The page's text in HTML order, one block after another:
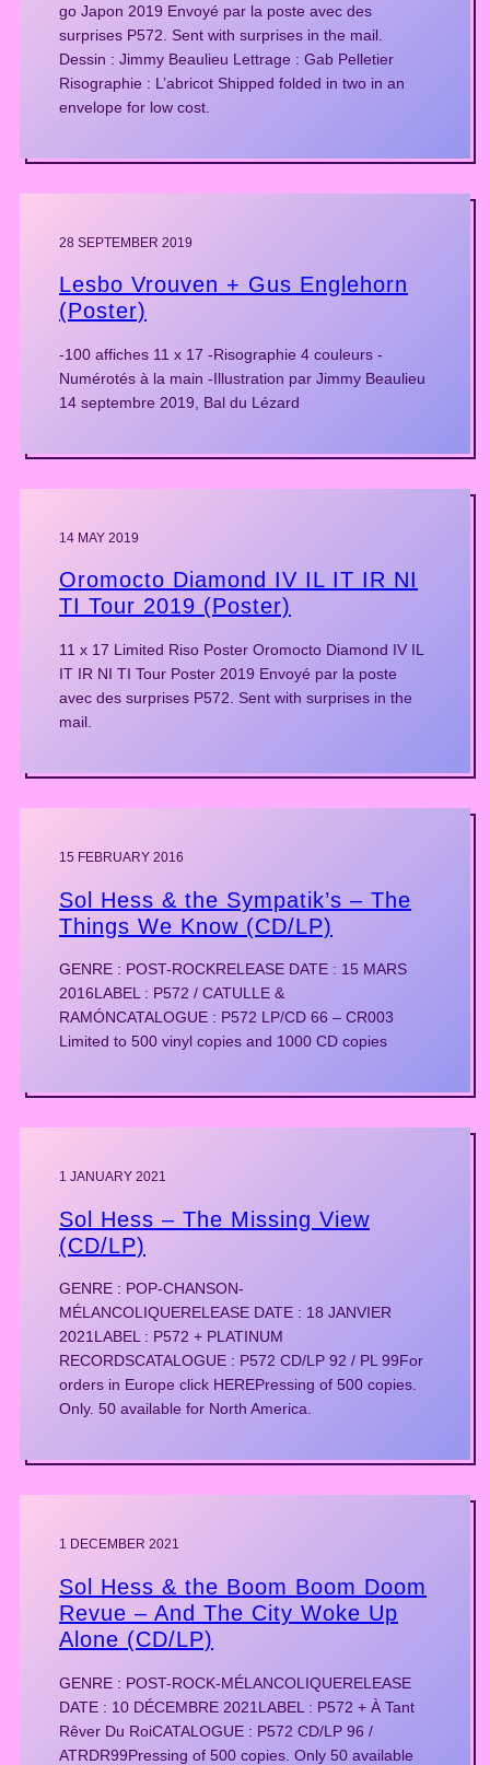
go Japon 2019 Envoyé par la poste avec des
surprises P572. Sent with surprises in the mail.
Dessin : Jimmy Beaulieu Lettrage : Gab Pelletier
Risographie : L’abricot Shipped folded in two in an
envelope for low cost.
28 SEPTEMBER 2019
Lesbo Vrouven + Gus Englehorn
(Poster)
-100 affiches 11 x 17 -Risographie 4 couleurs -
Numérotés à la main -Illustration par Jimmy Beaulieu
14 septembre 2019, Bal du Lézard
14 MAY 2019
Oromocto Diamond IV IL IT IR NI
TI Tour 2019 (Poster)
11 x 17 Limited Riso Poster Oromocto Diamond IV IL
IT IR NI TI Tour Poster 2019 Envoyé par la poste
avec des surprises P572. Sent with surprises in the
mail.
15 FEBRUARY 2016
Sol Hess & the Sympatik’s – The
Things We Know (CD/LP)
GENRE : POST-ROCKRELEASE DATE : 15 MARS
2016LABEL : P572 / CATULLE &
RAMÓNCATALOGUE : P572 LP/CD 66 – CR003
Limited to 500 vinyl copies and 1000 CD copies
1 JANUARY 2021
Sol Hess – The Missing View
(CD/LP)
GENRE : POP-CHANSON-
MÉLANCOLIQUERELEASE DATE : 18 JANVIER
2021LABEL : P572 + PLATINUM
RECORDSCATALOGUE : P572 CD/LP 92 / PL 99For
orders in Europe click HEREPressing of 500 copies.
Only. 50 available for North America.
1 DECEMBER 2021
Sol Hess & the Boom Boom Doom
Revue – And The City Woke Up
Alone (CD/LP)
GENRE : POST-ROCK-MÉLANCOLIQUERELEASE
DATE : 10 DÉCEMBRE 2021LABEL : P572 + À Tant
Rêver Du RoiCATALOGUE : P572 CD/LP 96 /
ATRDR99Pressing of 500 copies. Only 50 available